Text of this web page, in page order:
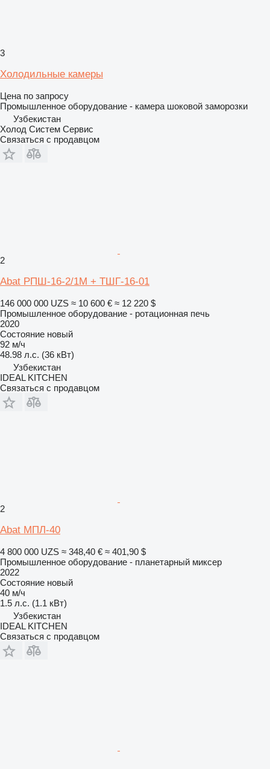
3
Холодильные камеры
Цена по запросу
Промышленное оборудование - камера шоковой заморозки
Узбекистан
Холод Систем Сервис
Связаться с продавцом
2
Abat РПШ-16-2/1М + ТШГ-16-01
146 000 000 UZS ≈ 10 600 € ≈ 12 220 $
Промышленное оборудование - ротационная печь
2020
Состояние новый
92 м/ч
48.98 л.с. (36 кВт)
Узбекистан
IDEAL KITCHEN
Связаться с продавцом
2
Abat МПЛ-40
4 800 000 UZS ≈ 348,40 € ≈ 401,90 $
Промышленное оборудование - планетарный миксер
2022
Состояние новый
40 м/ч
1.5 л.с. (1.1 кВт)
Узбекистан
IDEAL KITCHEN
Связаться с продавцом